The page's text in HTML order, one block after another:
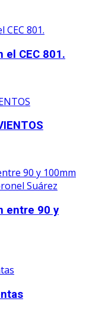
CEC 801.
entre 90 y